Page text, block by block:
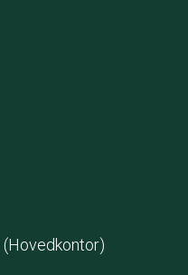
(Hovedkontor)